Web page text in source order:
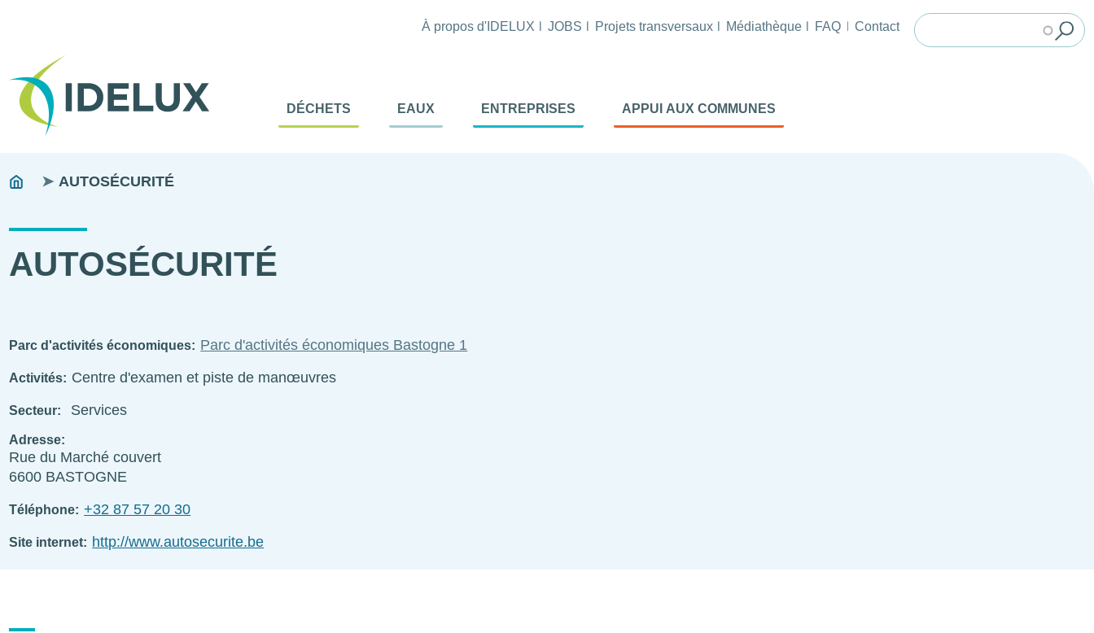
Tête
À propos d'IDELUX JOBS Projets transversaux Médiathèque FAQ Contact
Navigation
Menu
DÉCHETS EAUX ENTREPRISES APPUI AUX COMMUNES
Fils
You
AUTOSÉCURITÉ
AUTOSÉCURITÉ
Parc d'activités économiques Parc d'activités économiques Bastogne 1
Activités Centre d'examen et piste de manœuvres
Secteur Services
Adresse
Rue du Marché couvert
6600 BASTOGNE
Téléphone +32 87 57 20 30
Site internet http://www.autosecurite.be